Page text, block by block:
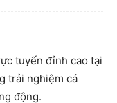
tuyến đỉnh cao tại
trải nghiệm cá
động.